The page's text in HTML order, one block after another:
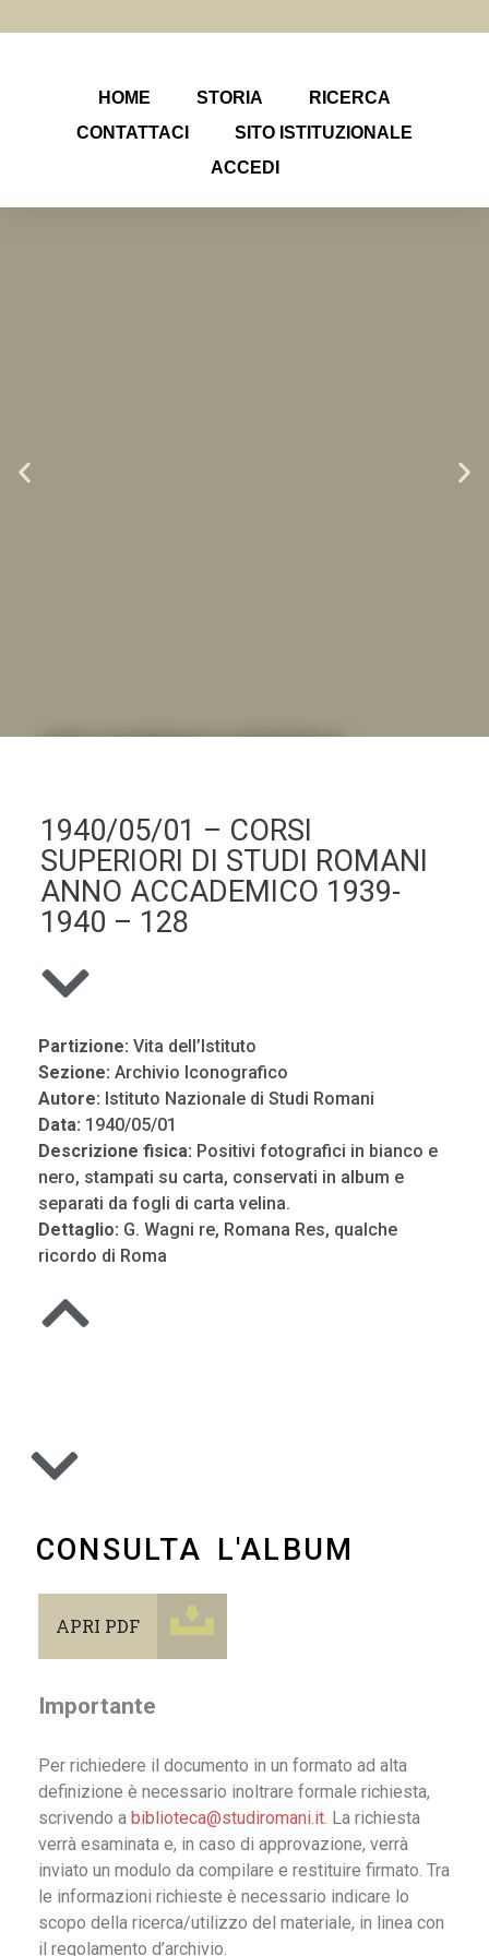
HOME STORIA
RICERCA
CONTATTACI
SITO ISTITUZIONALE
ACCEDI
1940/05/01 – CORSI
SUPERIORI DI STUDI ROMANI
ANNO ACCADEMICO 1939-
1940 – 128
Partizione: Vita dell’Istituto
Sezione: Archivio Iconografico
Autore: Istituto Nazionale di Studi Romani
Data: 1940/05/01
Descrizione fisica: Positivi fotografici in bianco e
nero, stampati su carta, conservati in album e
separati da fogli di carta velina.
Dettaglio: G. Wagni re, Romana Res, qualche
ricordo di Roma
CONSULTA L'ALBUM
APRI PDF
Importante
Per richiedere il documento in un formato ad alta
definizione è necessario inoltrare formale richiesta,
scrivendo a biblioteca@studiromani.it. La richiesta
verrà esaminata e, in caso di approvazione, verrà
inviato un modulo da compilare e restituire firmato. Tra
le informazioni richieste è necessario indicare lo
scopo della ricerca/utilizzo del materiale, in linea con
il regolamento d’archivio.